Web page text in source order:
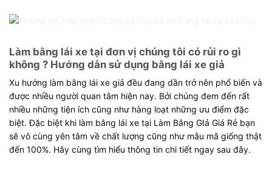
Làm bằng lái xe tại đơn vị chúng tôi có rủi ro gì
không ? Hướng dẫn sử dụng bằng lái xe giả
Xu hướng làm bằng lái xe giả đều đang dần trở nên phổ biến và
được nhiều người quan tâm hiện nay. Bởi chúng đem đến rất
nhiều những tiện ích cũng như hàng loạt những ưu điểm đặc
biệt. Đặc biệt khi làm bằng lái xe tại Làm Bằng GIả Giá Rẻ bạn
sẽ vô cùng yên tâm về chất lượng cũng như mẫu mã giống thật
đến 100%. Hãy cùng tìm hiểu thông tin chi tiết ngay sau đây.